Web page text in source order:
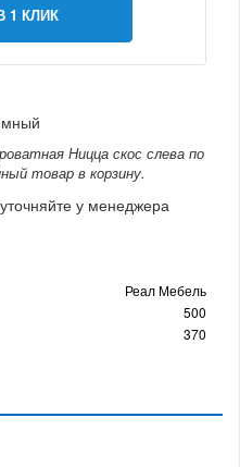
1 КЛИК
Ницца скос слева по
товар в корзину.
у менеджера
Реал Мебель
500
370